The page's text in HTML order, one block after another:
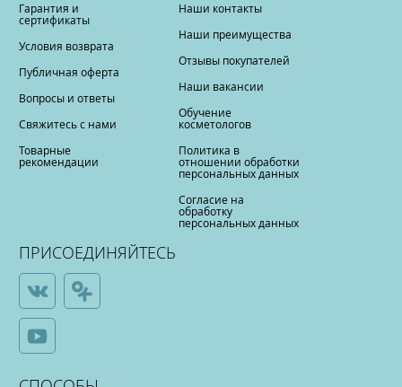
Гарантия и
сертификаты
Условия возврата
Публичная оферта
Вопросы и ответы
Свяжитесь с нами
Товарные
рекомендации
Наши контакты
Наши преимущества
Отзывы покупателей
Наши вакансии
Обучение
косметологов
Политика в
отношении обработки
персональных данных
Согласие на
обработку
персональных данных
ПРИСОЕДИНЯЙТЕСЬ